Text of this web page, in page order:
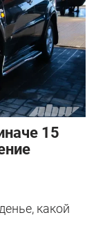
15
какой